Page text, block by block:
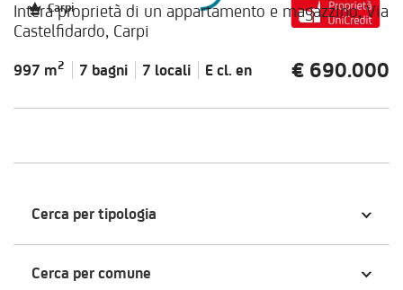
Carpi
Intera proprietà di un appartamento e magazzino, Via
Castelfidardo, Carpi
997 m2 7 bagni 7 locali E cl. en € 690.000
Cerca per tipologia
Cerca per comune